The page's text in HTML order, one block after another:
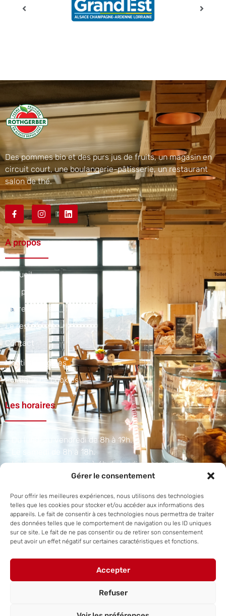
Gérer le consentement
Pour offrir les meilleures expériences, nous utilisons des technologies
telles que les cookies pour stocker et/ou accéder aux informations des
appareils. Le fait de consentir à ces technologies nous permettra de traiter
des données telles que le comportement de navigation ou les ID uniques
sur ce site. Le fait de ne pas consentir ou de retirer son consentement
peut avoir un effet négatif sur certaines caractéristiques et fonctions.
Accepter
Refuser
Des pommes bio et des purs jus de fruits, un magasin en
circuit court, une boulangerie-pâtisserie, un restaurant
salon de thé.
A propos
Accueil
Nos produits
Notre magasin
Le restaurant
Contact
Mentions légales
Politique de cookies
Les horaires
– Du lundi au vendredi de 8h à 19h.
– Le samedi de 8h à 18h.
– La boulangerie ouvre à 6h du lundi au samedi.​
Adresse et téléphone
1 A Rue du Scharrach, 67310 Traenheim
+33 3 88 50 38 07
Site internet réalisé parSteve Hornecker.